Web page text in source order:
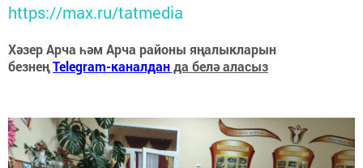
https://max.ru/tatmedia
Хәзер Арча һәм Арча районы яңалыкларын
безнеңTelegram-каналданда белә аласыз